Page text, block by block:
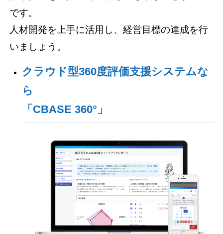
です。
人材開発を上手に活用し、経営目標の達成を行
いましょう。
クラウド型360度評価支援システムな
ら
「CBASE 360°」